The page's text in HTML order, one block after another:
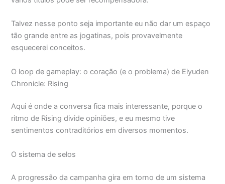
Talvez nesse ponto seja importante eu não dar um espaço
tão grande entre as jogatinas, pois provavelmente
esquecerei conceitos.
O loop de gameplay: o coração (e o problema) de Eiyuden
Chronicle: Rising
Aqui é onde a conversa fica mais interessante, porque o
ritmo de Rising divide opiniões, e eu mesmo tive
sentimentos contraditórios em diversos momentos.
O sistema de selos
A progressão da campanha gira em torno de um sistema